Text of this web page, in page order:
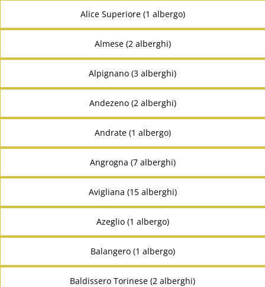
Alice Superiore (1 albergo)
Almese (2 alberghi)
Alpignano (3 alberghi)
Andezeno (2 alberghi)
Andrate (1 albergo)
Angrogna (7 alberghi)
Avigliana (15 alberghi)
Azeglio (1 albergo)
Balangero (1 albergo)
Baldissero Torinese (2 alberghi)